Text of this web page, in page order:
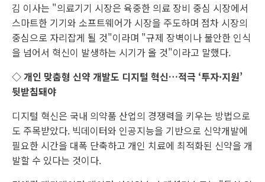
김 이사는 "의료기기 시장은 육중한 의료 장비 중심 시장에서
스마트한 기기와 소프트웨어가 시장을 주도하며 점차 시장의
중심으로 자리잡게 될 것"이라며 "규제 장벽이나 불안한 인식
을 넘어서 혁신이 발생하는 시기가 올 것"이라고 말했다.
◇ 개인 맞춤형 신약 개발도 디지털 혁신…적극 ‘투자·지원’
뒷받침돼야
디지털 혁신은 국내 의약품 산업의 경쟁력을 키우는 방법으로
도 주목받았다. 빅데이터와 인공지능을 기반으로 신약개발에
필요한 시간을 대폭 단축하고 개인 치료에 최적화된 신약을 개
발할 수 있다는 것이다.